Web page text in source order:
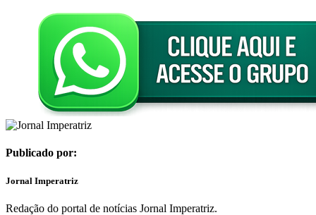
Publicado por:
Jornal Imperatriz
Redação do portal de notícias Jornal Imperatriz.